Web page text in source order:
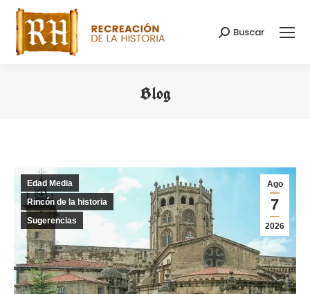
Buscar:
Buscar
Blog
Ago
7
2026
Edad Media
Rincón de la historia
Sugerencias